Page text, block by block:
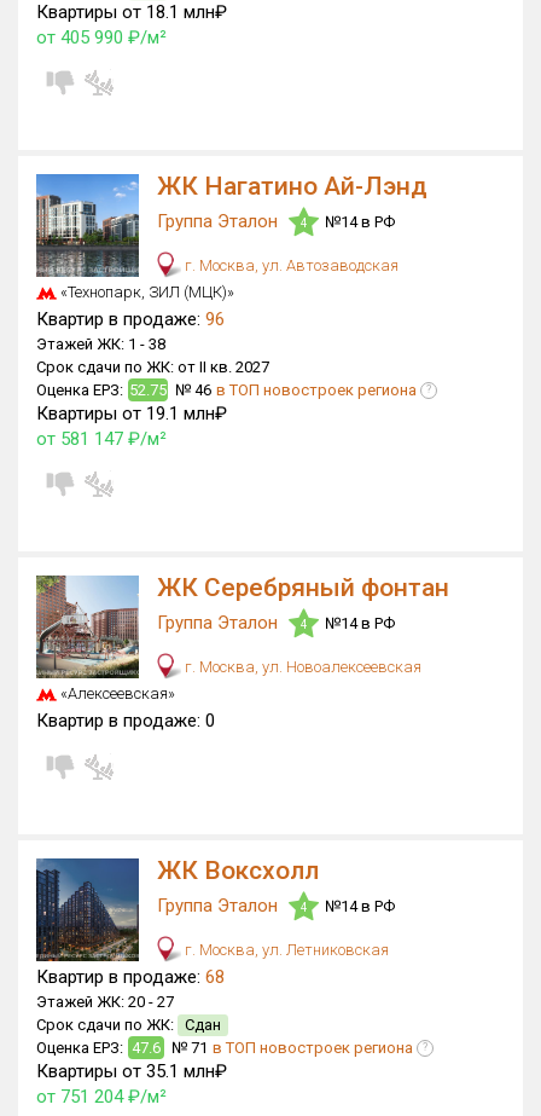
Вид объекта
× ДАП ×МД
Кол-во комнат
Только новые
Оценка ЕРЗ ЖК
от до
Рейтинг ЕРЗ
Найдено:
Блокированных домов
0 из 23
Домов с апартаментами
Поселков таунхаусов
Многоквартирных домов
Блокированных домов
Квартир, апартаментов,
блоков в БД
Квартиры от 18.1 млн₽
от 405 990 ₽/м²
ЖК Нагатино Ай-Лэнд
Группа Эталон 4 №14 в РФ
г. Москва, ул. Автозаводская
«Технопарк, ЗИЛ (МЦК)»
Квартир в продаже: 96
Этажей ЖК: 1 - 38
Срок сдачи по ЖК: от II кв. 2027
Оценка ЕРЗ: 52.75 № 46 в ТОП новостроек региона ?
Квартиры от 19.1 млн₽
от 581 147 ₽/м²
ЖК Серебряный фонтан
Группа Эталон 4 №14 в РФ
г. Москва, ул. Новоалексеевская
«Алексеевская»
Квартир в продаже: 0
ЖК Воксхолл
Группа Эталон 4 №14 в РФ
г. Москва, ул. Летниковская
Квартир в продаже: 68
Этажей ЖК: 20 - 27
Срок сдачи по ЖК: Сдан
Оценка ЕРЗ: 47.6 № 71 в ТОП новостроек региона ?
Квартиры от 35.1 млн₽
от 751 204 ₽/м²